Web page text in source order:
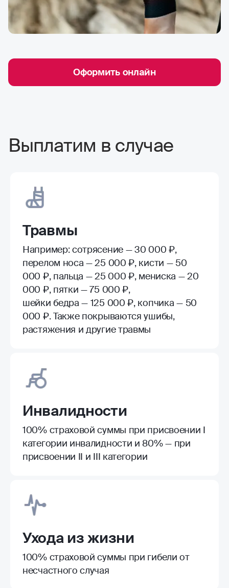
Оформить онлайн
Выплатим в случае
Травмы
Например: сотрясение — 30 000 ₽,
перелом носа — 25 000 ₽, кисти — 50
000 ₽, пальца — 25 000 ₽, мениска — 20
000 ₽, пятки — 75 000 ₽,
шейки бедра — 125 000 ₽, копчика — 50
000 ₽. Также покрываются ушибы,
растяжения и другие травмы
Инвалидности
100% страховой суммы при присвоении I
категории инвалидности и 80% — при
присвоении II и III категории
Ухода из жизни
100% страховой суммы при гибели от
несчастного случая